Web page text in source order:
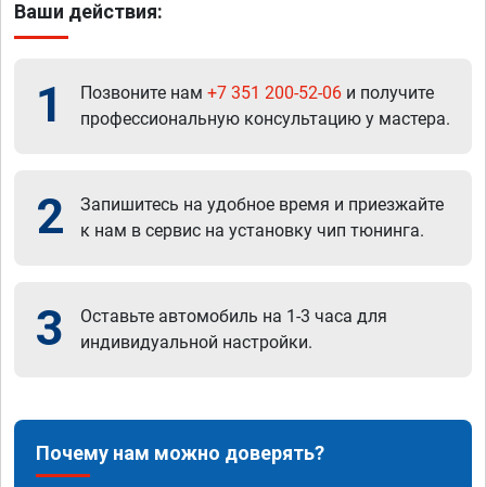
Ваши действия:
1 Позвоните нам +7 351 200-52-06 и получите
профессиональную консультацию у мастера.
2
Запишитесь на удобное время и приезжайте
к нам в сервис на установку чип тюнинга.
3
Оставьте автомобиль на 1-3 часа для
индивидуальной настройки.
Почему нам можно доверять?